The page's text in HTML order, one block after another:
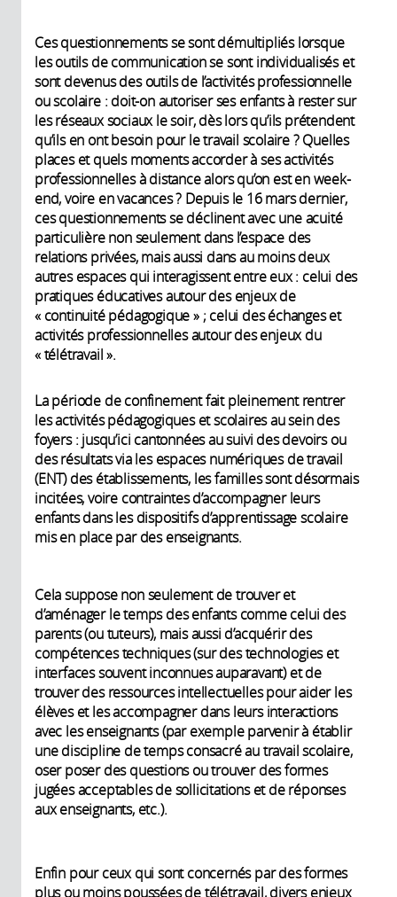
Ces questionnements se sont démultipliés lorsque
les outils de communication se sont individualisés et
sont devenus des outils de l’activités professionnelle
ou scolaire : doit-on autoriser ses enfants à rester sur
les réseaux sociaux le soir, dès lors qu’ils prétendent
qu’ils en ont besoin pour le travail scolaire ? Quelles
places et quels moments accorder à ses activités
professionnelles à distance alors qu’on est en week-
end, voire en vacances ? Depuis le 16 mars dernier,
ces questionnements se déclinent avec une acuité
particulière non seulement dans l’espace des
relations privées, mais aussi dans au moins deux
autres espaces qui interagissent entre eux : celui des
pratiques éducatives autour des enjeux de
« continuité pédagogique » ; celui des échanges et
activités professionnelles autour des enjeux du
« télétravail ».
La période de confinement fait pleinement rentrer
les activités pédagogiques et scolaires au sein des
foyers : jusqu’ici cantonnées au suivi des devoirs ou
des résultats via les espaces numériques de travail
(ENT) des établissements, les familles sont désormais
incitées, voire contraintes d’accompagner leurs
enfants dans les dispositifs d’apprentissage scolaire
mis en place par des enseignants.
Cela suppose non seulement de trouver et
d’aménager le temps des enfants comme celui des
parents (ou tuteurs), mais aussi d’acquérir des
compétences techniques (sur des technologies et
interfaces souvent inconnues auparavant) et de
trouver des ressources intellectuelles pour aider les
élèves et les accompagner dans leurs interactions
avec les enseignants (par exemple parvenir à établir
une discipline de temps consacré au travail scolaire,
oser poser des questions ou trouver des formes
jugées acceptables de sollicitations et de réponses
aux enseignants, etc.).
Enfin pour ceux qui sont concernés par des formes
plus ou moins poussées de télétravail, divers enjeux